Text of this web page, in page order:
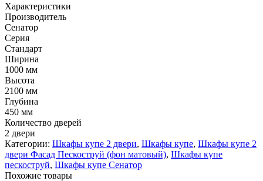
Характеристики
Производитель
Сенатор
Серия
Стандарт
Ширина
1000 мм
Высота
2100 мм
Глубина
450 мм
Количество дверей
2 двери
Категории: Шкафы купе 2 двери, Шкафы купе, Шкафы купе 2
двери Фасад Пескоструй (фон матовый), Шкафы купе
пескоструй, Шкафы купе Сенатор
Похожие товары